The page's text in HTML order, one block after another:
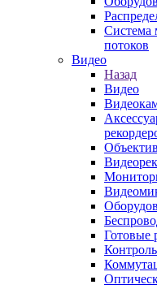
Система
потоков
Видео
Назад
Видео
Готовые